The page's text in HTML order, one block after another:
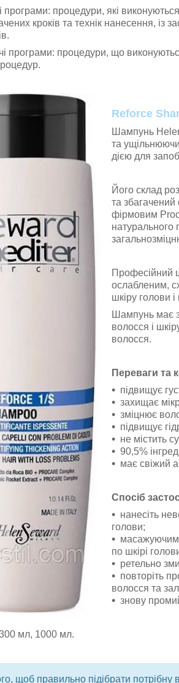
програми: процедури, які
кроків та технік нанесення, із
програми: процедури, що
Reforce
Шампунь
та
дією для
Його склад
та збагачений
фірмовим
натурального
Професійний
ослабленим,
шкіру голови
Шампунь має
волосся і
волосся.
Переваги та
підвищує
захищає
зміцнює
підвищує
не містить
90,5%
має свіжий
Спосіб
нанесіть
голови;
по шкірі
ретельно
повторіть
волосся та
знову
мл, 1000 мл.
щоб правильно підібрати